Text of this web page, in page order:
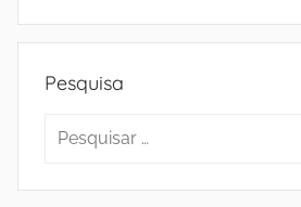
Pesquisa
Pesquisar